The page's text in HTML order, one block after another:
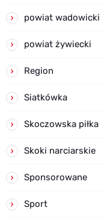
powiat wadowicki
powiat żywiecki
Region
Siatkówka
Skoczowska piłka
Skoki narciarskie
Sponsorowane
Sport